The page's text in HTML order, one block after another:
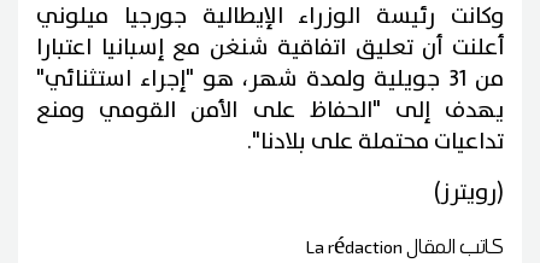
وكانت رئيسة الوزراء الإيطالية جورجيا ميلوني
أعلنت أن تعليق اتفاقية شنغن مع إسبانيا اعتبارا
من 31 جويلية ولمدة شهر، هو "إجراء استثنائي"
يهدف إلى "الحفاظ على الأمن القومي ومنع
تداعيات محتملة على بلادنا".
(رويترز)
كاتب المقالLa rédaction